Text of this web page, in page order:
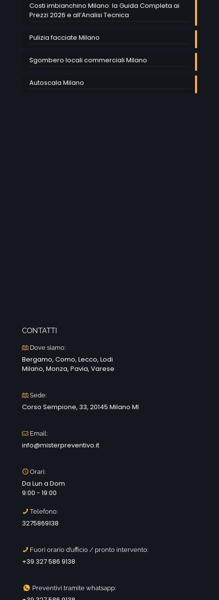
Costi imbianchino Milano: la Guida Completa ai
Prezzi 2026 e all’Analisi Tecnica
Pulizia facciate Milano
Sgombero locali commerciali Milano
Autoscala Milano
CONTATTI
Dove siamo:
Bergamo, Como, Lecco, Lodi
Milano, Monza, Pavia, Varese
Sede:
Corso Sempione, 33, 20145 Milano MI
Email:
info@misterpreventivo.it
Orari:
Da Lun a Dom
9:00 - 19:00
Telefono:
3275869138
Fuori orario d’ufficio / pronto intervento:
+39 327 586 9138
Preventivi tramite whatsapp: